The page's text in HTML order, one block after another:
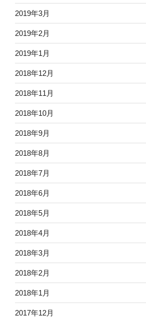
2019年3月
2019年2月
2019年1月
2018年12月
2018年11月
2018年10月
2018年9月
2018年8月
2018年7月
2018年6月
2018年5月
2018年4月
2018年3月
2018年2月
2018年1月
2017年12月